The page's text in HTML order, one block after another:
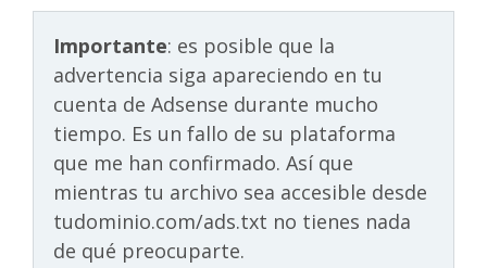
Importante: es posible que la
advertencia siga apareciendo en tu
cuenta de Adsense durante mucho
tiempo. Es un fallo de su plataforma
que me han confirmado. Así que
mientras tu archivo sea accesible desde
tudominio.com/ads.txt no tienes nada
de qué preocuparte.